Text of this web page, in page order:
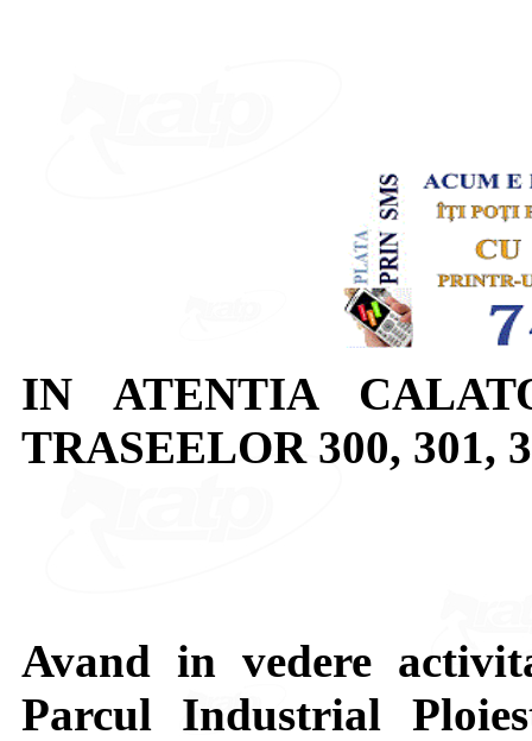
IN ATENTIA
TRASEELOR 300, 301,
Avand in vedere
Parcul Industrial